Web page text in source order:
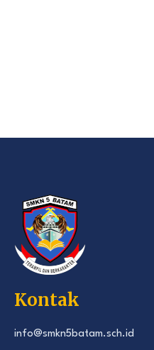
Kontak
info@smkn5batam.sch.id